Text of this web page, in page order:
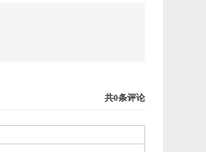
共0条评论